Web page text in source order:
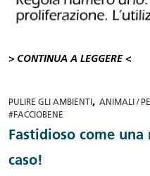
> CONTINUA A LEGGERE <
PULIRE GLI AMBIENTI ,ANIMALI /
#FACCIOBENE
Fastidioso come
caso!